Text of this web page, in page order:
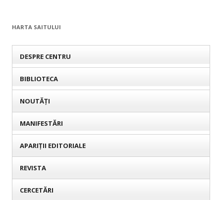
HARTA SAITULUI
DESPRE CENTRU
BIBLIOTECA
NOUTĂȚI
MANIFESTĂRI
APARIȚII EDITORIALE
REVISTA
CERCETĂRI